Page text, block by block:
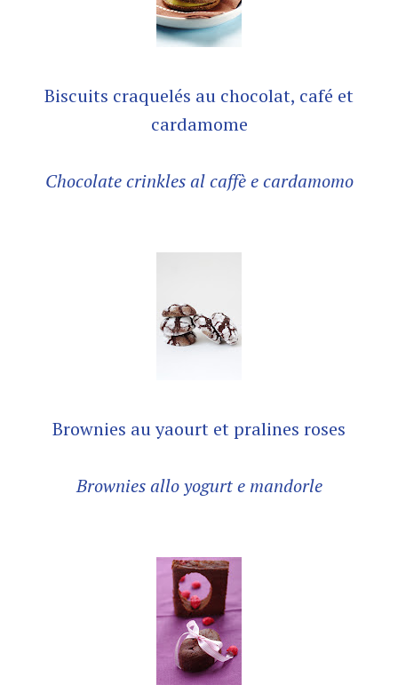
Biscuits craquelés au chocolat, café et
cardamome
Chocolate crinkles al caffè e cardamomo
Brownies au yaourt et pralines roses
Brownies allo yogurt e mandorle